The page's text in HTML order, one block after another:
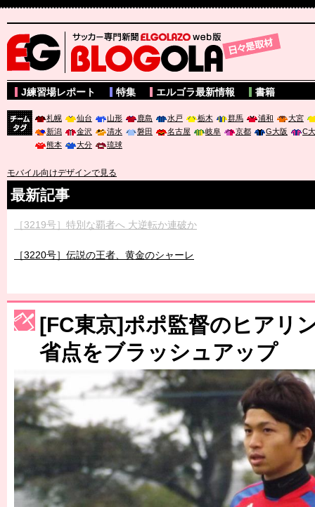
サッカー専門新聞ELGOLAZO web版 BLOGOLA
J練習場レポート 特集 エルゴラ最新情報 書籍
札幌 仙台 山形 鹿島 水戸 栃木 群馬 浦和
大宮
新潟
金沢 清水 磐田 名古屋 岐阜 京都 G大阪
C
熊本
大分 琉球
モバイル向けデザインで見る
最新記事
［3219号］特別な覇者へ 大逆転か連破か
［3220号］伝説の王者、黄金のシャーレ
［3230号］世界一への夢は終わらない
［3223号］一丸。日本出陣
［3222号］史上最大のW杯開幕 注目は「個」
長谷川 アーリアジャスールさんがシンポジウム「気候変動から命
[FC東京]ポポ監督のヒアリ
省点をブラッシュアップ